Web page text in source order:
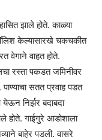
झाले होते. काळ्या
केल्यासारखे चकचकीत
वाहत होते.
रस्ता पकडत जमिनीवर
सतत प्रवाह पडत
निर्झर बदाबदा
होते. गाईगुरे आडोशाला
बाहेर पडली. वासरे